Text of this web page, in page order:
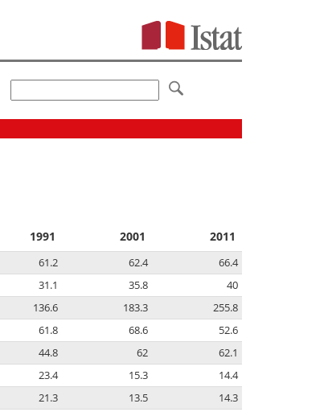
1991 2001 2011
61.2 62.4
66.4
31.1 35.8
40
136.6 183.3
255.8
61.8 68.6
52.6
44.8 62
62.1
23.4 15.3
14.4
21.3 13.5
14.3